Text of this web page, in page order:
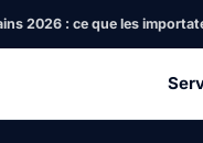
2026 : ce que les